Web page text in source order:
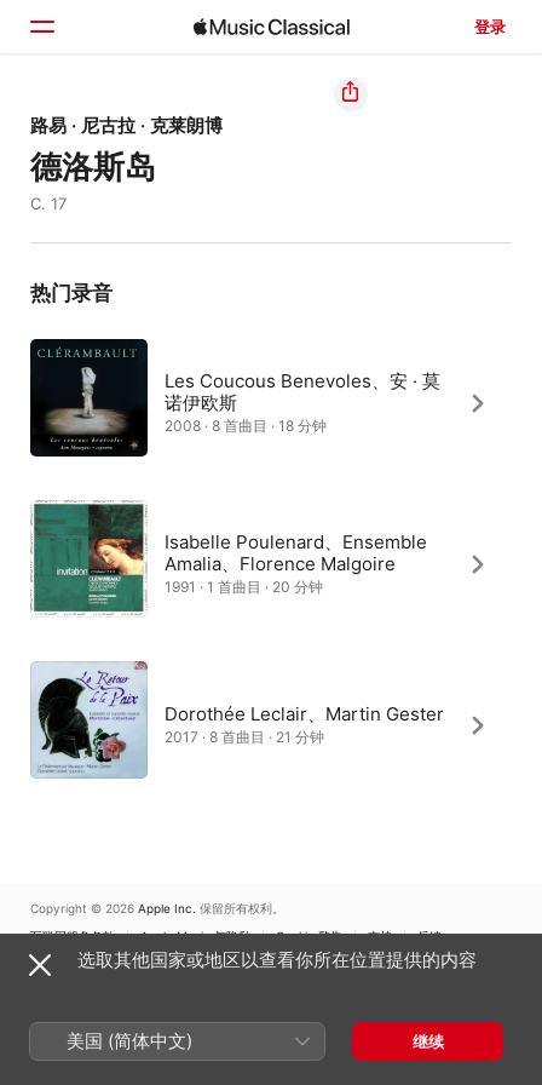
登录
主页
浏览
路易 · 尼古拉 · 克莱朗博
德洛斯岛
C. 17
热门录音
Les Coucous Benevoles、安 · 莫
诺伊欧斯
2008 · 8 首曲目 · 18 分钟
Isabelle Poulenard、Ensemble
Amalia、Florence Malgoire
1991 · 1 首曲目 · 20 分钟
Dorothée Leclair、Martin Gester
2017 · 8 首曲目 · 21 分钟
Copyright © 2026 Apple Inc. 保留所有权利。
互联网服务条款
Apple Music 与隐私 Cookie 警告 支持 反馈
选取其他国家或地区以查看你所在位置提供的内容
美国 (简体中文) 继续